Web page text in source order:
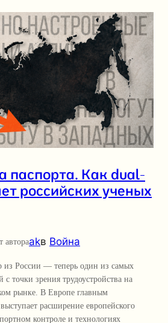
паспорта. Как dual-
российских ученых
автораakв Война
из России — теперь один из самых
с точки зрения трудоустройства на
рынке. В Европе главным
расширение европейского
контроле и технологиях